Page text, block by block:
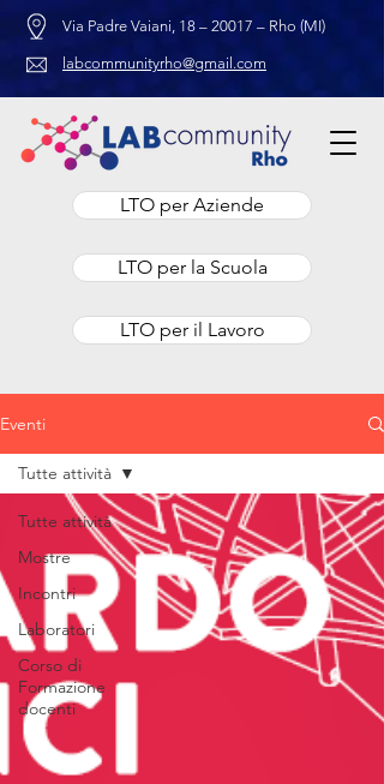
Via Padre Vaiani, 18 – 20017 – Rho (MI)
labcommunityrho@gmail.com
LTO per Aziende
LTO per la Scuola
LTO per il Lavoro
Eventi
Tutte attività
Mostre
Incontri
Laboratori
Corso di
Formazione
docenti
Tutte attività